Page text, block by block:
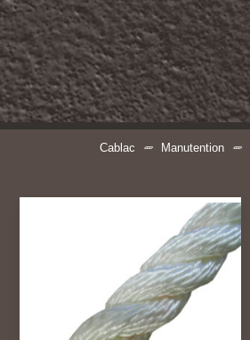
Cablac Manutention